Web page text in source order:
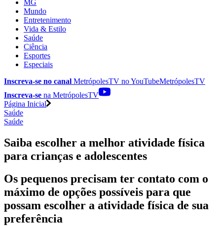
MG
Mundo
Entretenimento
Vida & Estilo
Saúde
Ciência
Esportes
Especiais
Inscreva-se no canal MetrópolesTV noYouTubeMetrópolesTV
Inscreva-se na MetrópolesTV
Página Inicial
Saúde
Saúde
Saiba escolher a melhor atividade física
para crianças e adolescentes
Os pequenos precisam ter contato com o
máximo de opções possíveis para que
possam escolher a atividade física de sua
preferência